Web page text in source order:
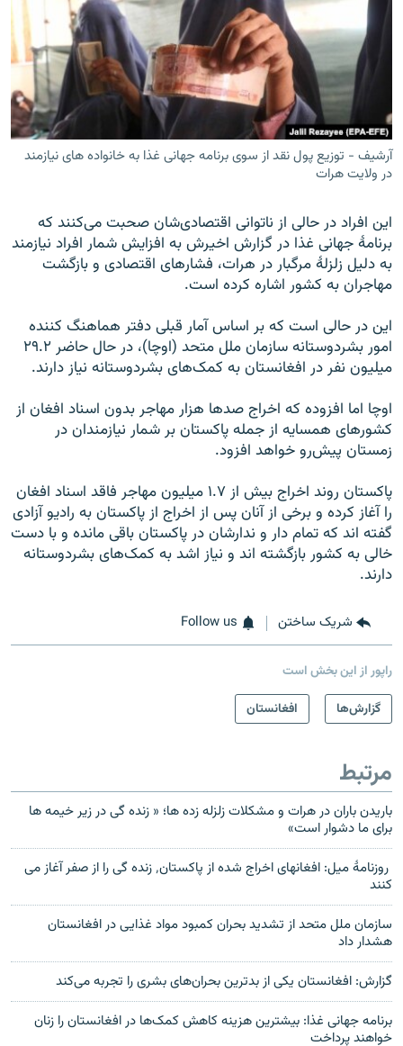
آرشیف - توزیع پول نقد از سوی برنامه جهانی غذا به خانواده های نیازمند
در ولایت هرات
این افراد در حالی از ناتوانی اقتصادی‌شان صحبت می‌کنند که
برنامۀ جهانی غذا در گزارش‌ اخیرش به افزایش شمار افراد نیازمند
به دلیل زلزلۀ مرگبار در هرات، فشارهای اقتصادی و بازگشت
مهاجران به کشور اشاره کرده است.
این در حالی است که بر اساس آمار قبلی دفتر هماهنگ کننده
امور بشردوستانه سازمان ملل متحد (اوچا)، در حال حاضر ۲۹.۲
میلیون نفر در افغانستان به کمک‌های بشردوستانه نیاز دارند.
اوچا اما افزوده که اخراج صدها هزار مهاجر بدون اسناد افغان از
کشورهای همسایه از جمله پاکستان بر شمار نیازمندان در
زمستان پیش‌رو خواهد افزود.
پاکستان روند اخراج بیش از ۱.۷ میلیون مهاجر فاقد اسناد افغان
را آغاز کرده و برخی از آنان پس از اخراج از پاکستان به رادیو آزادی
گفته اند که تمام دار و ندارشان در پاکستان باقی مانده و با دست
خالی به کشور بازگشته اند و نیاز اشد به کمک‌های بشردوستانه
دارند.
شریک ساختن Follow us
راپور از این بخش است
گزارش‌ها
افغانستان
مرتبط
باریدن باران در هرات و مشکلات زلزله زده ها؛ « زنده گی در زیر خیمه ها
برای ما دشوار است»
روزنامهٔ میل: افغانهای اخراج شده از پاکستان٬ زنده گی را از صفر آغاز می
کنند
سازمان ملل متحد از تشدید بحران کمبود مواد غذایی در افغانستان
هشدار داد
گزارش: افغانستان یکی از بدترین بحران‌های بشری را تجربه می‌کند
برنامه جهانی غذا: بیشترین هزینه کاهش کمک‌ها در افغانستان را زنان
خواهند پرداخت